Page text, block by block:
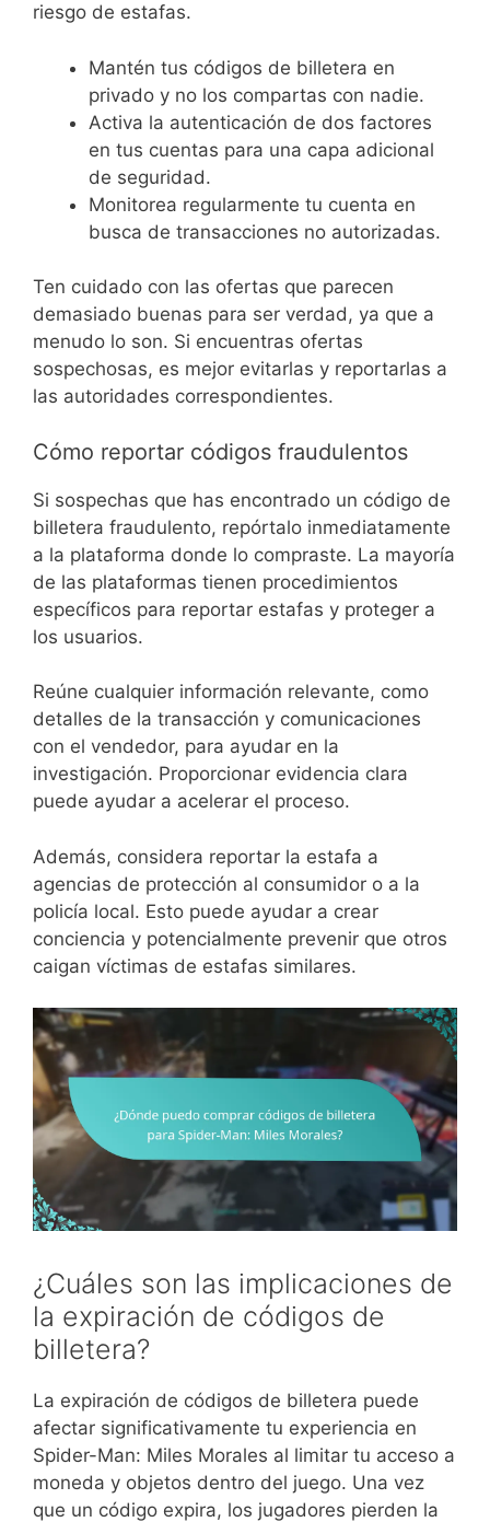
riesgo de estafas.
Mantén tus códigos de billetera en
privado y no los compartas con nadie.
Activa la autenticación de dos factores
en tus cuentas para una capa adicional
de seguridad.
Monitorea regularmente tu cuenta en
busca de transacciones no autorizadas.
Ten cuidado con las ofertas que parecen
demasiado buenas para ser verdad, ya que a
menudo lo son. Si encuentras ofertas
sospechosas, es mejor evitarlas y reportarlas a
las autoridades correspondientes.
Cómo reportar códigos fraudulentos
Si sospechas que has encontrado un código de
billetera fraudulento, repórtalo inmediatamente
a la plataforma donde lo compraste. La mayoría
de las plataformas tienen procedimientos
específicos para reportar estafas y proteger a
los usuarios.
Reúne cualquier información relevante, como
detalles de la transacción y comunicaciones
con el vendedor, para ayudar en la
investigación. Proporcionar evidencia clara
puede ayudar a acelerar el proceso.
Además, considera reportar la estafa a
agencias de protección al consumidor o a la
policía local. Esto puede ayudar a crear
conciencia y potencialmente prevenir que otros
caigan víctimas de estafas similares.
¿Cuáles son las implicaciones de
la expiración de códigos de
billetera?
La expiración de códigos de billetera puede
afectar significativamente tu experiencia en
Spider-Man: Miles Morales al limitar tu acceso a
moneda y objetos dentro del juego. Una vez
que un código expira, los jugadores pierden la